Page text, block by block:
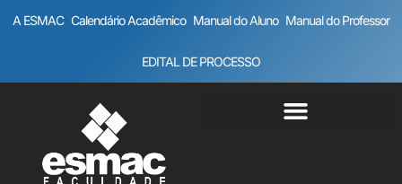
A ESMAC Calendário Acadêmico Manual do Aluno Manual do Professor
EDITAL DE PROCESSO